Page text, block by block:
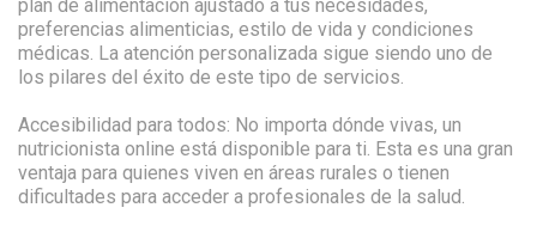
plan de alimentación ajustado a tus necesidades,
preferencias alimenticias, estilo de vida y condiciones
médicas. La atención personalizada sigue siendo uno de
los pilares del éxito de este tipo de servicios.
Accesibilidad para todos: No importa dónde vivas, un
nutricionista online está disponible para ti. Esta es una gran
ventaja para quienes viven en áreas rurales o tienen
dificultades para acceder a profesionales de la salud.